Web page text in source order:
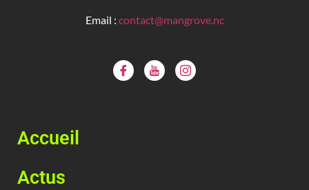
Email : contact@mangrove.nc
Accueil
Actus